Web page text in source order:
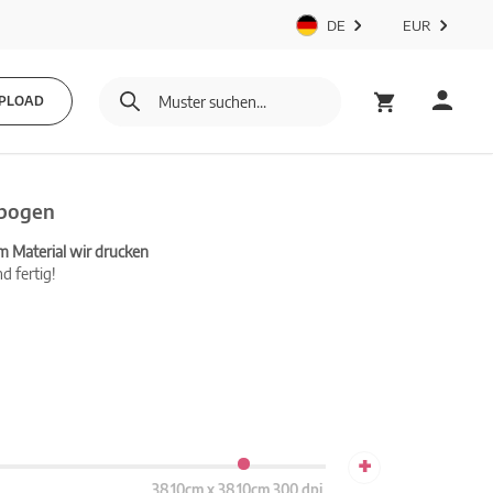
DE EUR
Material wir drucken
fertig!
+